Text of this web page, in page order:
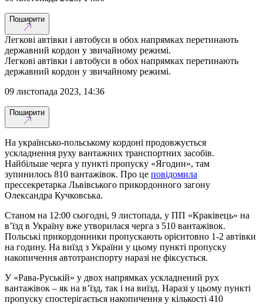
Поширити
Легкові автівки і автобуси в обох напрямках перетинають
державний кордон у звичайному режимі.
Легкові автівки і автобуси в обох напрямках перетинають
державний кордон у звичайному режимі.
09 листопада 2023, 14:36
Поширити
На українсько-польському кордоні продовжується
ускладнення руху вантажних транспортних засобів.
Найбільше черга у пункті пропуску «Ягодин», там
зупинилось 810 вантажівок. Про це повідомила
прессекретарка Львівського прикордонного загону
Олександра Кучковська.
Станом на 12:00 сьогодні, 9 листопада, у ПП «Краківець» на
в’їзд в Україну вже утворилася черга з 510 вантажівок.
Польські прикордонники пропускають орієнтовно 1-2 автівки
на годину. На виїзд з України у цьому пункті пропуску
накопичення автотранспорту наразі не фіксується.
У «Рава-Руській» у двох напрямках ускладнений рух
вантажівок – як на в’їзд, так і на виїзд. Наразі у цьому пункті
пропуску спостерігається накопичення у кількості 410